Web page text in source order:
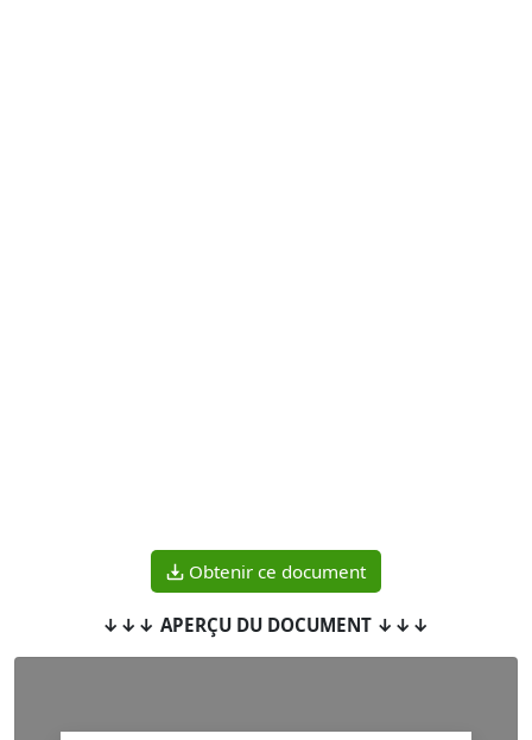
Obtenir ce document
↓↓↓ APERÇU DU DOCUMENT ↓↓↓